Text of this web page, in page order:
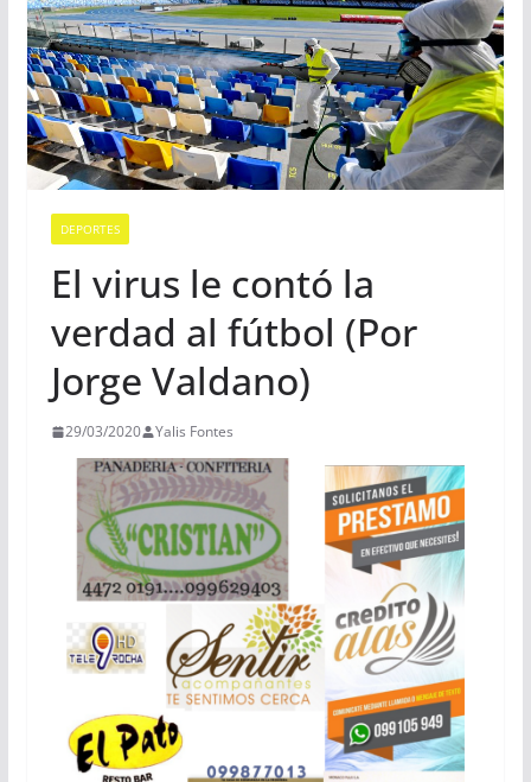
DEPORTES
El virus le contó la
verdad al fútbol (Por
Jorge Valdano)
29/03/2020 Yalis Fontes